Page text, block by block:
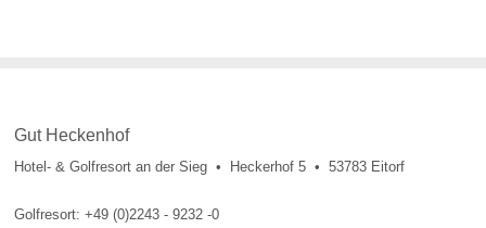
Gut Heckenhof
Hotel- & Golfresort an der Sieg • Heckerhof 5 • 53783 Eitorf
Golfresort: +49 (0)2243 - 9232 -0